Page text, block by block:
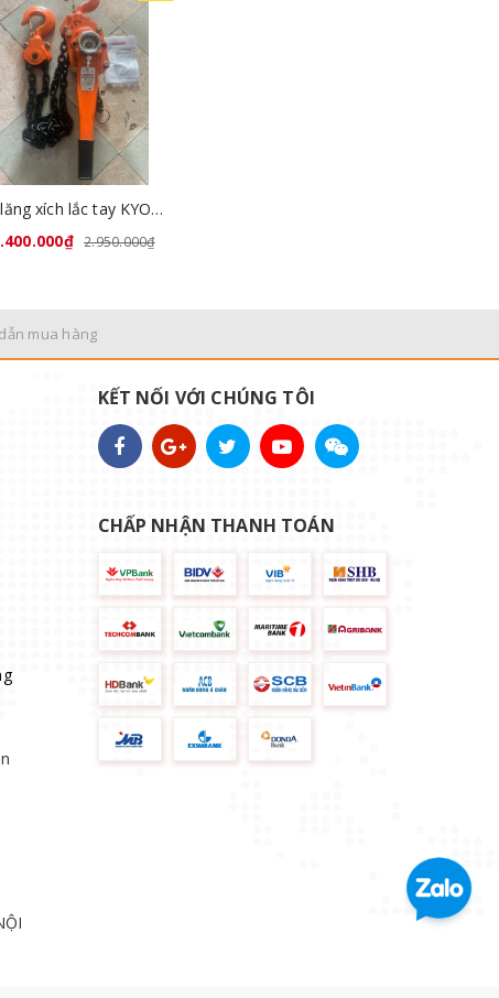
Pa lăng xích lắc tay KYOTO 6 tấn x 1,5 mét
2.950.000₫
mua hàng
KẾT NỐI VỚI CHÚNG TÔI
CHẤP NHẬN THANH TOÁN